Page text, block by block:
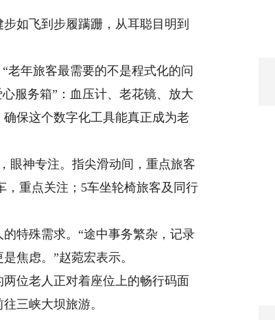
飞到步履蹒跚，从耳聪目明到
年旅客最需要的不是程式化的问
服务箱”：血压计、老花镜、放大
保这个数字化工具能真正成为老
神专注。指尖滑动间，重点旅客
，重点关注；5车坐轮椅旅客及同行
特殊需求。“途中事务繁杂，记录
焦虑。”赵菀宏表示。
位老人正对着座位上的畅行码面
三峡大坝旅游。